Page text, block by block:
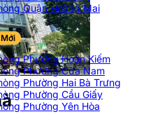
Quận Hoàng Mai
Mới
Phường Hoàn Kiếm
Phường Cửa Nam
Phường Hai Bà Trưng
Phường Cầu Giấy
Phường Yên Hòa